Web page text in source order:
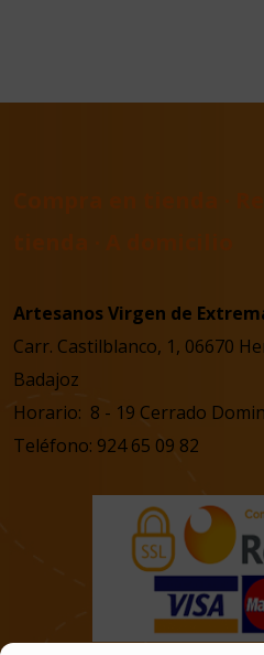
Artesanos Virgen de
Carr. Castilblanco, 1, 06670
Badajoz
Horario: 8 - 19 Cerrado
Teléfono: 924 65 09 82